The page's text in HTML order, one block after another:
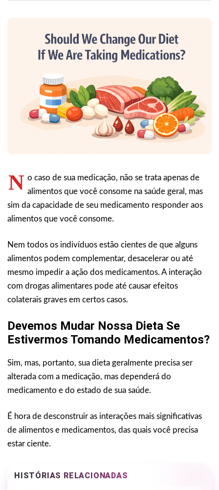
N o caso de sua medicação, não se trata apenas de
alimentos que você consome na saúde geral, mas
sim da capacidade de seu medicamento responder aos
alimentos que você consome.
Nem todos os indivíduos estão cientes de que alguns
alimentos podem complementar, desacelerar ou até
mesmo impedir a ação dos medicamentos. A interação
com drogas alimentares pode até causar efeitos
colaterais graves em certos casos.
Devemos Mudar Nossa Dieta Se
Estivermos Tomando Medicamentos?
Sim, mas, portanto, sua dieta geralmente precisa ser
alterada com a medicação, mas dependerá do
medicamento e do estado de sua saúde.
É hora de desconstruir as interações mais significativas
de alimentos e medicamentos, das quais você precisa
estar ciente.
HISTÓRIAS RELACIONADAS